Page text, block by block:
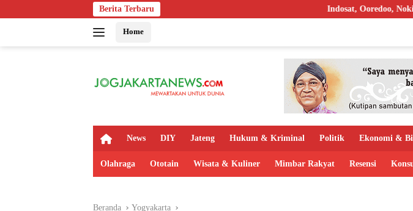
ke
Berita Terbaru Indosat, Ooredoo, Nokia, dan NVIDIA
Home
H
m
News DIY Jateng Hukum & Kriminal Politik Ekonomi &
Olahraga Ototain Wisata & Kuliner Mimbar Rakyat Resensi
Beranda Yogyakarta